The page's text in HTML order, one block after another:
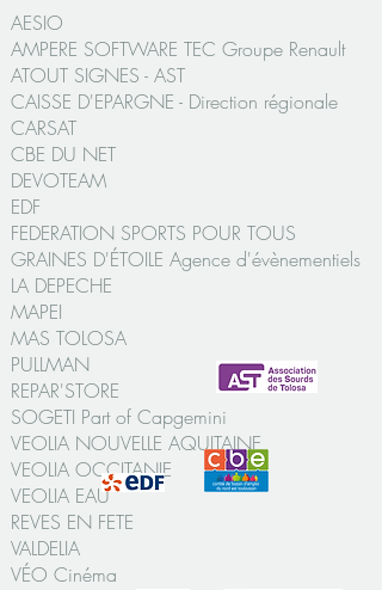
AESIO
AMPERE SOFTWARE TEC Groupe Renault
ATOUT SIGNES - AST
CAISSE D'EPARGNE - Direction régionale
CARSAT
CBE DU NET
DEVOTEAM
EDF
FEDERATION SPORTS POUR TOUS
GRAINES D'ÉTOILE Agence d'évènementiels
LA DEPECHE
MAPEI
MAS TOLOSA
PULLMAN
REPAR'STORE
SOGETI Part of Capgemini
VEOLIA NOUVELLE AQUITAINE
VEOLIA OCCITANIE
VEOLIA EAU
REVES EN FETE
VALDELIA
VÉO Cinéma